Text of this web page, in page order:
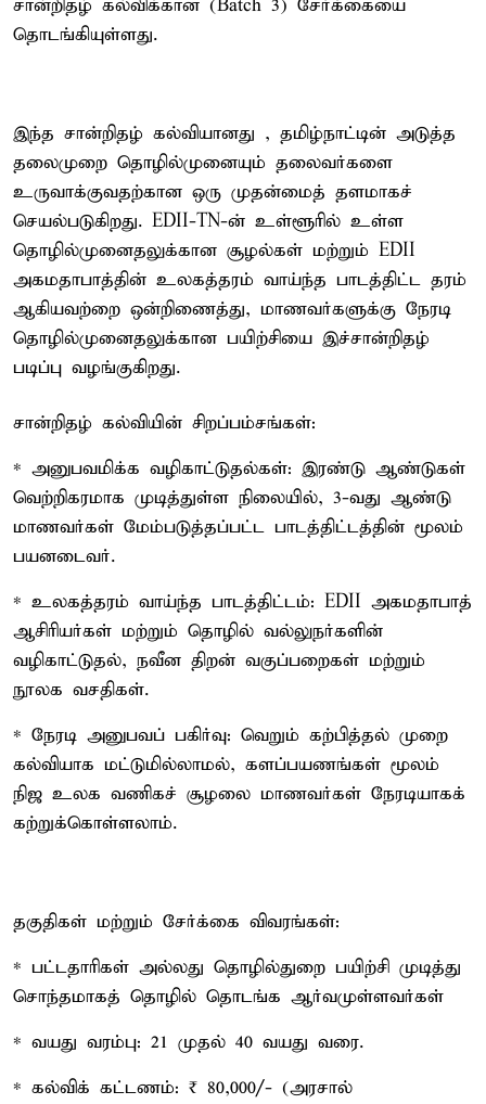
சான்றிதழ் கல்விக்கான (Batch 3) சேர்க்கையை
தொடங்கியுள்ளது.
இந்த சான்றிதழ் கல்வியானது , தமிழ்நாட்டின் அடுத்த
தலைமுறை தொழில்முனையும் தலைவர்களை
உருவாக்குவதற்கான ஒரு முதன்மைத் தளமாகச்
செயல்படுகிறது. EDII-TN-ன் உள்ளூரில் உள்ள
தொழில்முனைதலுக்கான சூழல்கள் மற்றும் EDII
அகமதாபாத்தின் உலகத்தரம் வாய்ந்த பாடத்திட்ட தரம்
ஆகியவற்றை ஒன்றிணைத்து, மாணவர்களுக்கு நேரடி
தொழில்முனைதலுக்கான பயிற்சியை இச்சான்றிதழ்
படிப்பு வழங்குகிறது.
சான்றிதழ் கல்வியின் சிறப்பம்சங்கள்:
* அனுபவமிக்க வழிகாட்டுதல்கள்: இரண்டு ஆண்டுகள்
வெற்றிகரமாக முடித்துள்ள நிலையில், 3-வது ஆண்டு
மாணவர்கள் மேம்படுத்தப்பட்ட பாடத்திட்டத்தின் மூலம்
பயனடைவர்.
* உலகத்தரம் வாய்ந்த பாடத்திட்டம்: EDII அகமதாபாத்
ஆசிரியர்கள் மற்றும் தொழில் வல்லுநர்களின்
வழிகாட்டுதல், நவீன திறன் வகுப்பறைகள் மற்றும்
நூலக வசதிகள்.
* நேரடி அனுபவப் பகிர்வு: வெறும் கற்பித்தல் முறை
கல்வியாக மட்டுமில்லாமல், களப்பயணங்கள் மூலம்
நிஜ உலக வணிகச் சூழலை மாணவர்கள் நேரடியாகக்
கற்றுக்கொள்ளலாம்.
தகுதிகள் மற்றும் சேர்க்கை விவரங்கள்:
* பட்டதாரிகள் அல்லது தொழில்துறை பயிற்சி முடித்து
சொந்தமாகத் தொழில் தொடங்க ஆர்வமுள்ளவர்கள்
* வயது வரம்பு: 21 முதல் 40 வயது வரை.
* கல்விக் கட்டணம்: ₹ 80,000/- (அரசால்